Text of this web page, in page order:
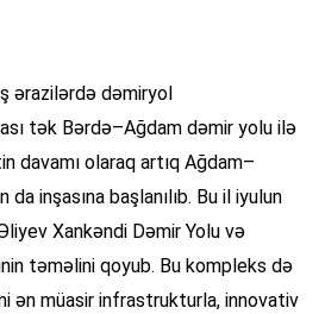
ərazilərdə dəmiryol
tək Bərdə–Ağdam dəmir yolu ilə
davamı olaraq artıq Ağdam–
inşasına başlanılıb. Bu il iyulun
Xankəndi Dəmir Yolu və
təməlini qoyub. Bu kompleks də
ən müasir infrastrukturla, innovativ